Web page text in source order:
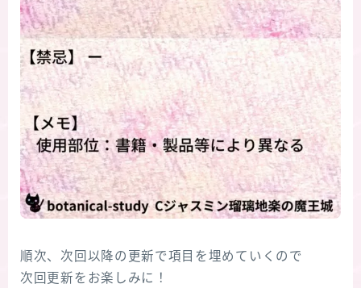
順次、次回以降の更新で項目を埋めていくので
次回更新をお楽しみに！